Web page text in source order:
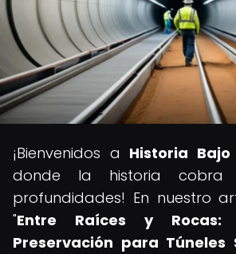
¡Bienvenidos a Historia
donde la historia
profundidades! En nuestro
"Entre Raíces y Rocas:
Preservación para Túneles